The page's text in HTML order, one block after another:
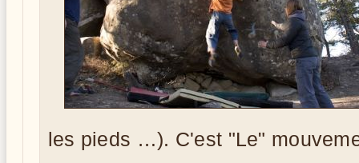
les pieds …). C'est "Le"